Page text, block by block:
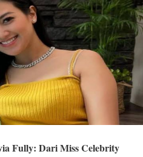
Fully: Dari Miss Celebrity